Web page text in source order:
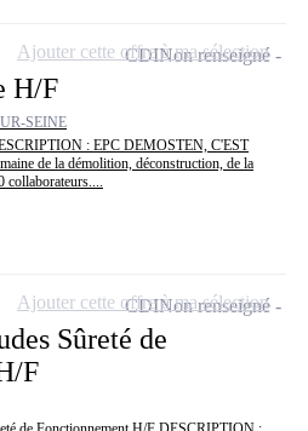
H/F
SEINE
: EPC DEMOSTEN, C'EST
de la démolition, déconstruction, de la
collaborateurs....
CDINon renseigné
Ajouter cette offre à ma sélection
Sûreté de
F
CDINon renseigné
Ajouter cette offre à ma sélection